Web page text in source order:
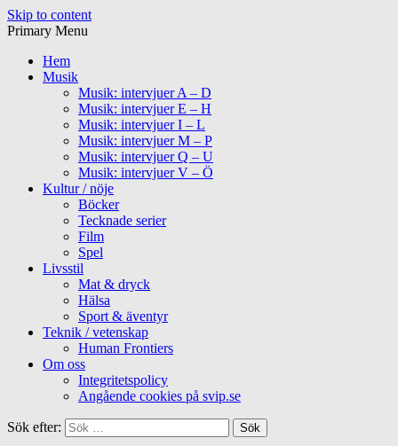
Skip to content
Primary Menu
Hem
Musik
Musik: intervjuer A – D
Musik: intervjuer E – H
Musik: intervjuer I – L
Musik: intervjuer M – P
Musik: intervjuer Q – U
Musik: intervjuer V – Ö
Kultur / nöje
Böcker
Tecknade serier
Film
Spel
Livsstil
Mat & dryck
Hälsa
Sport & äventyr
Teknik / vetenskap
Human Frontiers
Om oss
Integritetspolicy
Angående cookies på svip.se
Sök efter: